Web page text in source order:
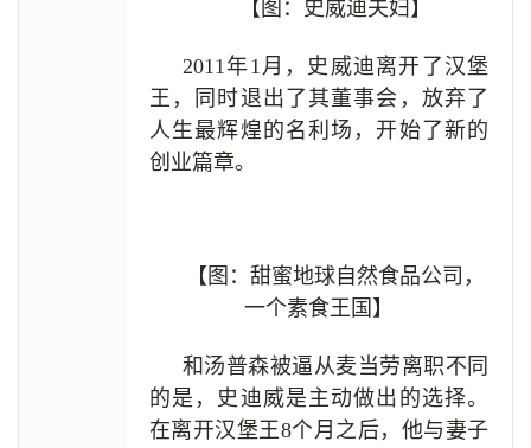
【图：史威迪夫妇】
2011年1月，史威迪离开了汉堡
王，同时退出了其董事会，放弃了
人生最辉煌的名利场，开始了新的
创业篇章。
【图：甜蜜地球自然食品公司，
一个素食王国】
和汤普森被逼从麦当劳离职不同
的是，史迪威是主动做出的选择。
在离开汉堡王8个月之后，他与妻子